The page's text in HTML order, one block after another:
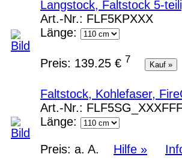
Langstock, Faltstock 5-
Art.-Nr.: FLF5KPXXX
Länge:
Preis: 139.25 € 7
Faltstock, Kohlefaser,
Art.-Nr.:
Länge:
Preis: a. A. Hilfe »